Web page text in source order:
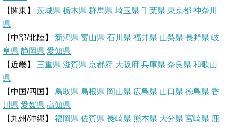
s
t
k
【関東】 茨城県 栃木県 群馬県 埼玉県 千葉県 東京都 神奈川
県
【中部/北陸】 新潟県 富山県 石川県 福井県 山梨県 長野県 岐
阜県 静岡県 愛知県
【近畿】 三重県 滋賀県 京都府 大阪府 兵庫県 奈良県 和歌山
県
【中国/四国】 鳥取県 島根県 岡山県 広島県 山口県 徳島県 香
川県 愛媛県 高知県
【九州/沖縄】 福岡県 佐賀県 長崎県 熊本県 大分県 宮崎県 鹿